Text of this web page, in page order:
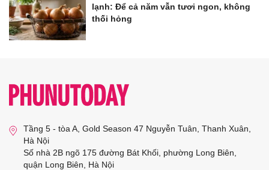
lạnh: Để cả năm vẫn tươi ngon, không
thối hỏng
Tầng 5 - tòa A, Gold Season 47 Nguyễn Tuân, Thanh Xuân,
Hà Nội
Số nhà 2B ngõ 175 đường Bát Khối, phường Long Biên,
quận Long Biên, Hà Nội